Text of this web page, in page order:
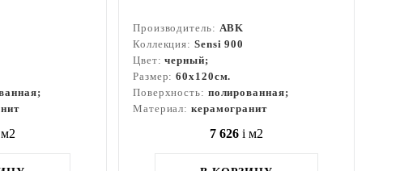
м2
Производитель: ABK
Коллекция: Sensi 900
Цвет:черный;
Размер:60x120см.
Поверхность: полированная;
Материал: керамогранит
7 626 i м2